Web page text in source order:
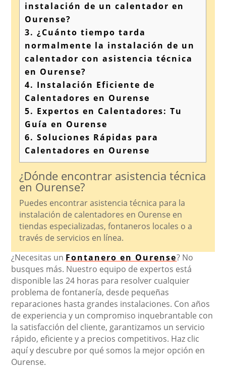
instalación de un calentador en
Ourense?
3. ¿Cuánto tiempo tarda
normalmente la instalación de un
calentador con asistencia técnica
en Ourense?
4. Instalación Eficiente de
Calentadores en Ourense
5. Expertos en Calentadores: Tu
Guía en Ourense
6. Soluciones Rápidas para
Calentadores en Ourense
¿Dónde encontrar asistencia técnica
en Ourense?
Puedes encontrar asistencia técnica para la
instalación de calentadores en Ourense en
tiendas especializadas, fontaneros locales o a
través de servicios en línea.
¿Necesitas un Fontanero en Ourense? No
busques más. Nuestro equipo de expertos está
disponible las 24 horas para resolver cualquier
problema de fontanería, desde pequeñas
reparaciones hasta grandes instalaciones. Con años
de experiencia y un compromiso inquebrantable con
la satisfacción del cliente, garantizamos un servicio
rápido, eficiente y a precios competitivos. Haz clic
aquí y descubre por qué somos la mejor opción en
Ourense.